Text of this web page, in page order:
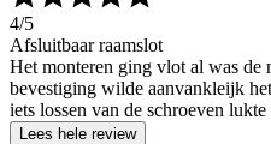
4/5
Afsluitbaar raamslot
Het monteren ging vlot al was de
bevestiging wilde aanvankleijk
iets lossen van de schroeven
Lees hele review